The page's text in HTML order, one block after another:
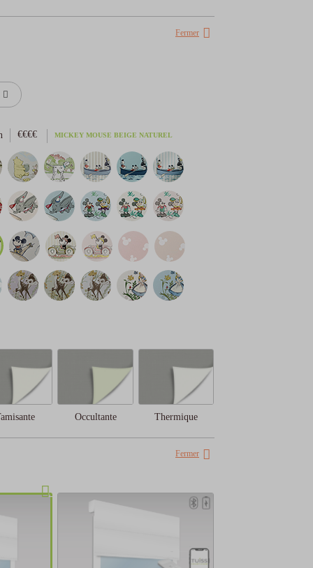
Fermer
€€€€ MICKEY MOUSE BEIGE NATUREL
Occultante Thermique
Fermer